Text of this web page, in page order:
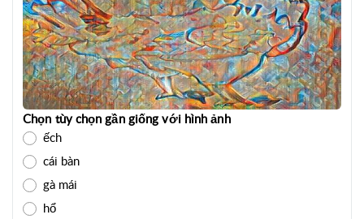
Chọn tùy chọn gần giống với hình ảnh
ếch
cái bàn
gà mái
hổ